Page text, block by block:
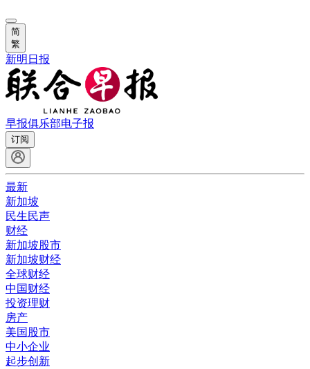
简
繁
新明日报
早报俱乐部电子报
订阅
最新
新加坡
民生民声
财经
新加坡股市
新加坡财经
全球财经
中国财经
投资理财
房产
美国股市
中小企业
起步创新